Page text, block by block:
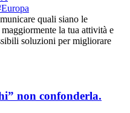
quali siano le
la tua attività e
soluzioni per migliorare
non confonderla.